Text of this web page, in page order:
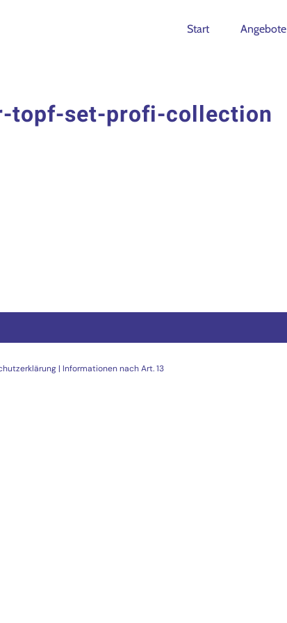
Start Angebote
topf-set-profi-collection
| Informationen nach Art. 13